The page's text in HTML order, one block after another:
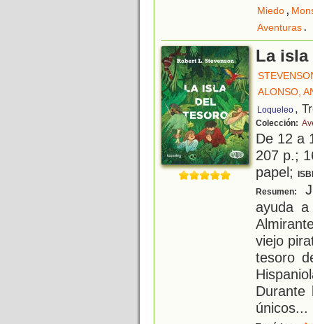
Miedo,
Aventuras.
La
ALONSO,
Loqueleo ,
Colección:
De 12 a
207 p.;
papel;
Resumen:
ayuda
viejo
tesoro
Durante
únicos...